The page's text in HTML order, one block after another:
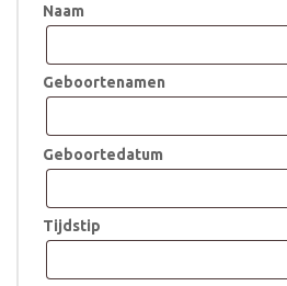
Naam
Geboortenamen
Geboortedatum
Tijdstip